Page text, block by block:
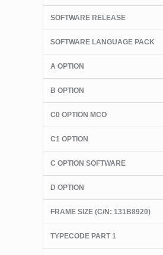
SOFTWARE RELEASE
SOFTWARE LANGUAGE PACK
A OPTION
B OPTION
C0 OPTION MCO
C1 OPTION
C OPTION SOFTWARE
D OPTION
FRAME SIZE (C/N: 131B8920)
TYPECODE PART 1